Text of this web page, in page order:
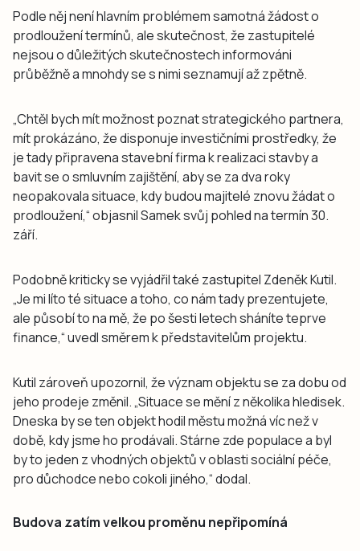
Podle něj není hlavním problémem samotná žádost o
prodloužení termínů, ale skutečnost, že zastupitelé
nejsou o důležitých skutečnostech informováni
průběžně a mnohdy se s nimi seznamují až zpětně.
„Chtěl bych mít možnost poznat strategického partnera,
mít prokázáno, že disponuje investičními prostředky, že
je tady připravena stavební firma k realizaci stavby a
bavit se o smluvním zajištění, aby se za dva roky
neopakovala situace, kdy budou majitelé znovu žádat o
prodloužení,“ objasnil Samek svůj pohled na termín 30.
září.
Podobně kriticky se vyjádřil také zastupitel Zdeněk Kutil.
„Je mi líto té situace a toho, co nám tady prezentujete,
ale působí to na mě, že po šesti letech sháníte teprve
finance,“ uvedl směrem k představitelům projektu.
Kutil zároveň upozornil, že význam objektu se za dobu od
jeho prodeje změnil. „Situace se mění z několika hledisek.
Dneska by se ten objekt hodil městu možná víc než v
době, kdy jsme ho prodávali. Stárne zde populace a byl
by to jeden z vhodných objektů v oblasti sociální péče,
pro důchodce nebo cokoli jiného,“ dodal.
Budova zatím velkou proměnu nepřipomíná